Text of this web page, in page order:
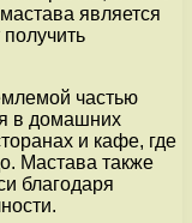
является
частью
в домашних
и кафе, где
Мастава также
благодаря